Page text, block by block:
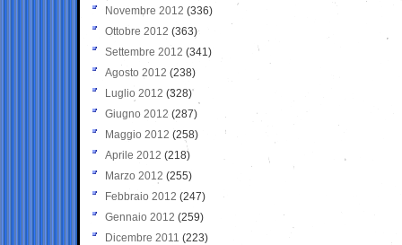
Novembre 2012 (336)
Ottobre 2012 (363)
Settembre 2012 (341)
Agosto 2012 (238)
Luglio 2012 (328)
Giugno 2012 (287)
Maggio 2012 (258)
Aprile 2012 (218)
Marzo 2012 (255)
Febbraio 2012 (247)
Gennaio 2012 (259)
Dicembre 2011 (223)